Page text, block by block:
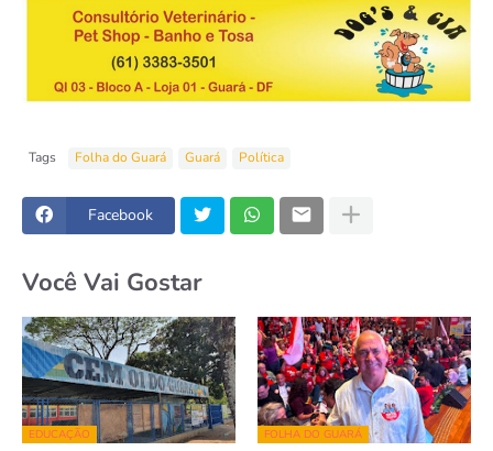
Tags Folha do Guará Guará Política
Facebook
Você Vai Gostar
EDUCAÇÃO FOLHA DO GUARÁ